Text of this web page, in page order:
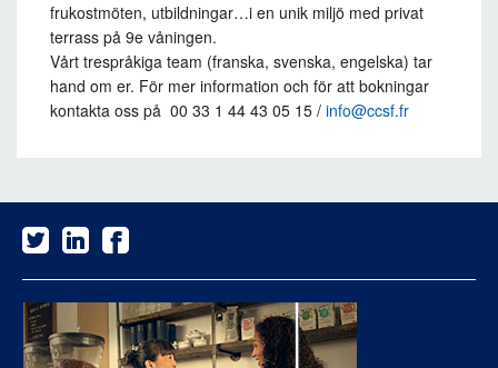
frukostmöten, utbildningar…i en unik miljö med privat
terrass på 9e våningen.
Vårt trespråkiga team (franska, svenska, engelska) tar
hand om er. För mer information och för att bokningar
kontakta oss på 00 33 1 44 43 05 15 / info@ccsf.fr